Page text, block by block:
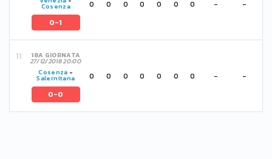
Cosenza
0-1
0 0 0 0 0 0 0 - -
18A GIORNATA
27/12/2018 20:00
Cosenza -
Salernitana
0-0
0 0 0 0 0 0 0 - -